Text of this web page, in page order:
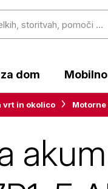
dom
vrt in okolico Motorne